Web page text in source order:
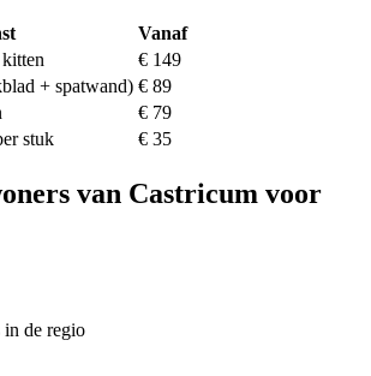
Vanaf
€ 149
+ spatwand) € 89
€ 79
stuk
€ 35
van Castricum voor
in de regio